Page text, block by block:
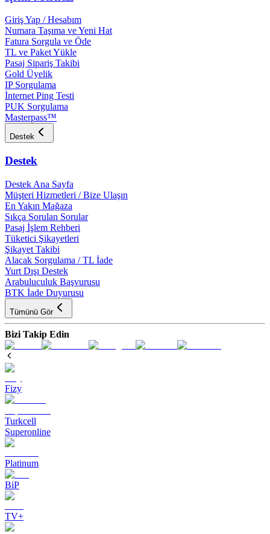
Giriş Yap / Hesabım
Numara Taşıma ve Yeni Hat
Fatura Sorgula ve Öde
TL ve Paket Yükle
Pasaj Sipariş Takibi
Gold Üyelik
IP Sorgulama
İnternet Ping Testi
PUK Sorgulama
Masterpass™
Destek
Destek
Destek Ana Sayfa
Müşteri Hizmetleri / Bize Ulaşın
En Yakın Mağaza
Sıkça Sorulan Sorular
Pasaj İşlem Rehberi
Tüketici Şikayetleri
Şikayet Takibi
Alacak Sorgulama / TL İade
Yurt Dışı Destek
Arabuluculuk Başvurusu
BTK İade Duyurusu
Tümünü Gör
Bizi Takip Edin
Fizy
Turkcell
Superonline
Platinum
BiP
TV+